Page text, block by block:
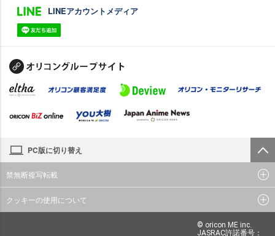
LINEアカウントメディア
PC版に切り替え
禁無断複写転載
クッキーの使用について
© oricon ME inc.
JASRAC許諾番号：